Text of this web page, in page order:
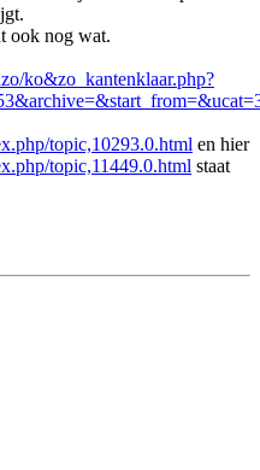
ook nog wat.
ko&zo_kantenklaar.php?
topic,10293.0.html en hier
topic,11449.0.html staat